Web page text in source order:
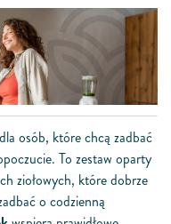
osób, które chcą zadbać
To zestaw oparty
ziołowych, które dobrze
o codzienną